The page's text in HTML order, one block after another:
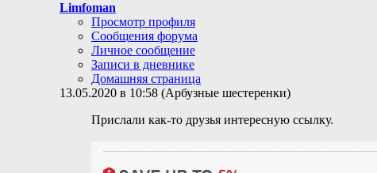
Limfoman
Просмотр профиля
Сообщения форума
Личное сообщение
Записи в дневнике
Домашняя страница
13.05.2020 в 10:58 (Арбузные шестеренки)
Прислали как-то друзья интересную ссылку.